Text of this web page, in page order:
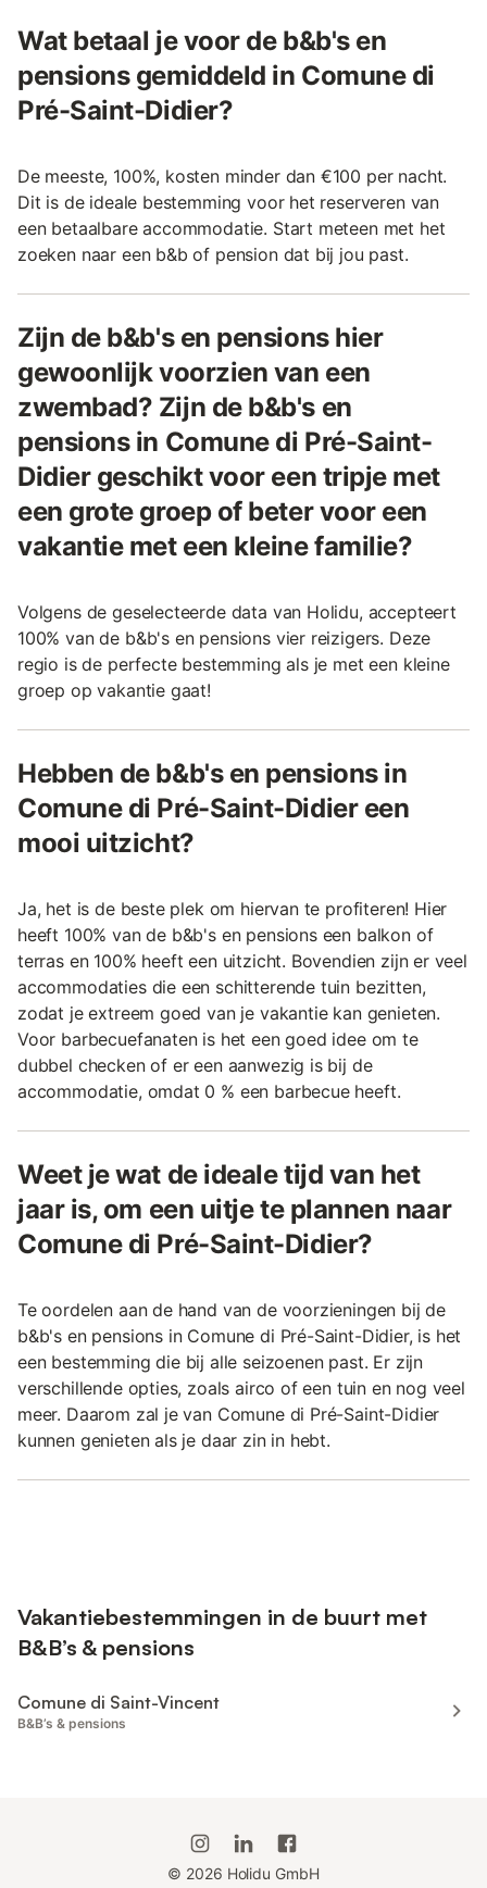
Wat betaal je voor de b&b's en
pensions gemiddeld in Comune di
Pré-Saint-Didier?
De meeste, 100%, kosten minder dan €100 per nacht.
Dit is de ideale bestemming voor het reserveren van
een betaalbare accommodatie. Start meteen met het
zoeken naar een b&b of pension dat bij jou past.
Zijn de b&b's en pensions hier
gewoonlijk voorzien van een
zwembad? Zijn de b&b's en
pensions in Comune di Pré-Saint-
Didier geschikt voor een tripje met
een grote groep of beter voor een
vakantie met een kleine familie?
Volgens de geselecteerde data van Holidu, accepteert
100% van de b&b's en pensions vier reizigers. Deze
regio is de perfecte bestemming als je met een kleine
groep op vakantie gaat!
Hebben de b&b's en pensions in
Comune di Pré-Saint-Didier een
mooi uitzicht?
Ja, het is de beste plek om hiervan te profiteren! Hier
heeft 100% van de b&b's en pensions een balkon of
terras en 100% heeft een uitzicht. Bovendien zijn er veel
accommodaties die een schitterende tuin bezitten,
zodat je extreem goed van je vakantie kan genieten.
Voor barbecuefanaten is het een goed idee om te
dubbel checken of er een aanwezig is bij de
accommodatie, omdat 0 % een barbecue heeft.
Weet je wat de ideale tijd van het
jaar is, om een uitje te plannen naar
Comune di Pré-Saint-Didier?
Te oordelen aan de hand van de voorzieningen bij de
b&b's en pensions in Comune di Pré-Saint-Didier, is het
een bestemming die bij alle seizoenen past. Er zijn
verschillende opties, zoals airco of een tuin en nog veel
meer. Daarom zal je van Comune di Pré-Saint-Didier
kunnen genieten als je daar zin in hebt.
Vakantiebestemmingen in de buurt met
B&B’s & pensions
Comune di Saint-Vincent
B&B’s & pensions
© 2026 Holidu GmbH